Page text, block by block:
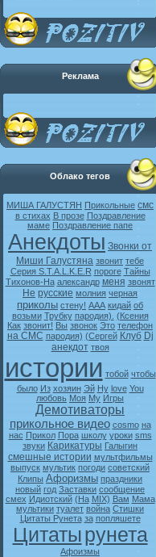
Реклама
Облако тегов
МИША ГАЛУСТЯН Прикольные смс
в стихах В прозе Поздравление
маме Поздравление папе
Анекдоты Звонки от
Миши Галустяна звонит тебе
Серия S.T.A.L.K.E.R пороге Тайны
Тихонов-На александр меня звонят
Не русские молния черная
приколы стену! ААА кидай об
возьми Трубку пародия). (Ксения
Как звонит! Вы звонок Это телефон
на СМС пародия) (Сергей Клуб Dj
анекдот твоя
истории тобой чтобы
было Из хозяин Эй Ну love You
любовь Моя My Игры
Демотиваторы
прикольное видео cosmo на
нас Прикол Пора школу уроки sms
звуки Карикатуры Галыгин
смешные истории мультфильмы
выпуск мультик погоди советский
Клипы Афоризмы праздники
новый год Заставки сообщение
смех Идиотский (На MIX) Вам Мама
мультики туалет война Стишки
Цитаты Рунета за попляшете
Цитатырунета
Афоизмы